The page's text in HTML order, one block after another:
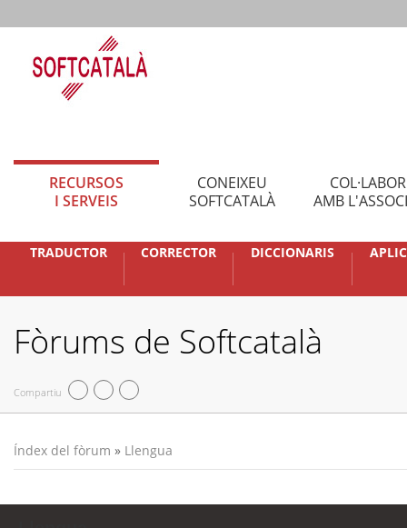
RECURSOS
I SERVEIS
CONEIXEU
SOFTCATALÀ
AMB
TRADUCTOR CORRECTOR DICCIONARIS
Fòrums de Softcatalà
Compartiu
Índex del fòrum » Llengua